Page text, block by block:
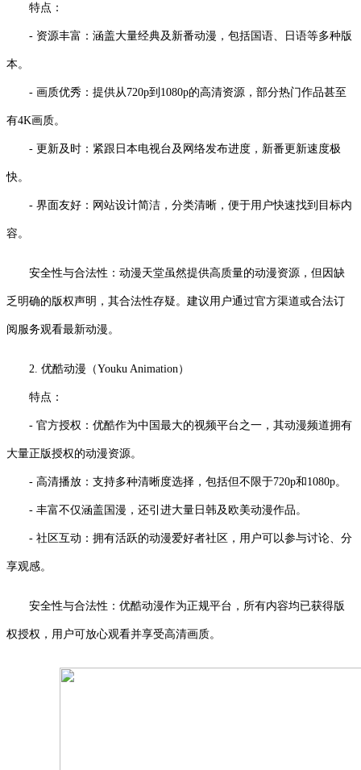
特点：
- 资源丰富：涵盖大量经典及新番动漫，包括国语、日语等多种版
本。
- 画质优秀：提供从720p到1080p的高清资源，部分热门作品甚至
有4K画质。
- 更新及时：紧跟日本电视台及网络发布进度，新番更新速度极
快。
- 界面友好：网站设计简洁，分类清晰，便于用户快速找到目标内
容。
安全性与合法性：动漫天堂虽然提供高质量的动漫资源，但因缺
乏明确的版权声明，其合法性存疑。建议用户通过官方渠道或合法订
阅服务观看最新动漫。
2. 优酷动漫（Youku Animation）
特点：
- 官方授权：优酷作为中国最大的视频平台之一，其动漫频道拥有
大量正版授权的动漫资源。
- 高清播放：支持多种清晰度选择，包括但不限于720p和1080p。
- 丰富不仅涵盖国漫，还引进大量日韩及欧美动漫作品。
- 社区互动：拥有活跃的动漫爱好者社区，用户可以参与讨论、分
享观感。
安全性与合法性：优酷动漫作为正规平台，所有内容均已获得版
权授权，用户可放心观看并享受高清画质。